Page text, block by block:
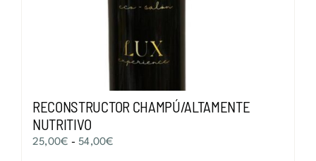
RECONSTRUCTOR CHAMPÚ/ALTAMENTE
NUTRITIVO
25,00€ - 54,00€Rango